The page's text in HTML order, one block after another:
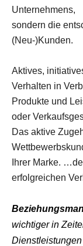
Unternehmens,
sondern die
(Neu-)Kunden.
Aktives,
Verhalten in
Produkte und
oder
Das aktive
Ihrer Marke.
erfolgreichen
wichtiger in